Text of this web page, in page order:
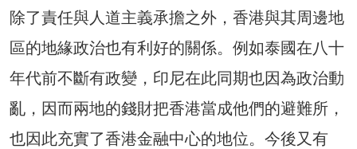
除了責任與人道主義承擔之外，香港與其周邊地
區的地緣政治也有利好的關係。例如泰國在八十
年代前不斷有政變，印尼在此同期也因為政治動
亂，因而兩地的錢財把香港當成他們的避難所，
也因此充實了香港金融中心的地位。今後又有